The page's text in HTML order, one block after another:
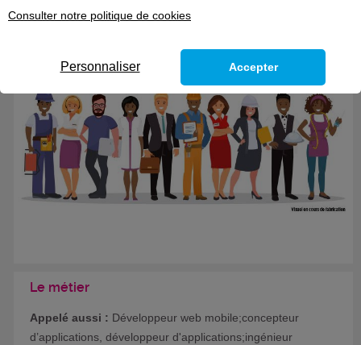
Formation certifiante
Le métier
Appelé aussi : Développeur web mobile;concepteur
d’applications, développeur d'applications;ingénieur
Consulter notre politique de cookies
Personnaliser Accepter